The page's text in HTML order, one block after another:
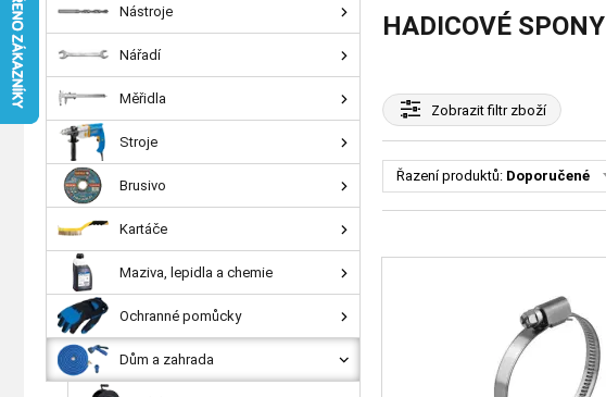
HADICOVÉ SPONY
Zobrazitfiltr zboží
Řazení produktů: Doporučené
Nástroje
Nářadí
Měřidla
Stroje
Brusivo
Kartáče
Maziva, lepidla a chemie
Ochranné pomůcky
Dům a zahrada